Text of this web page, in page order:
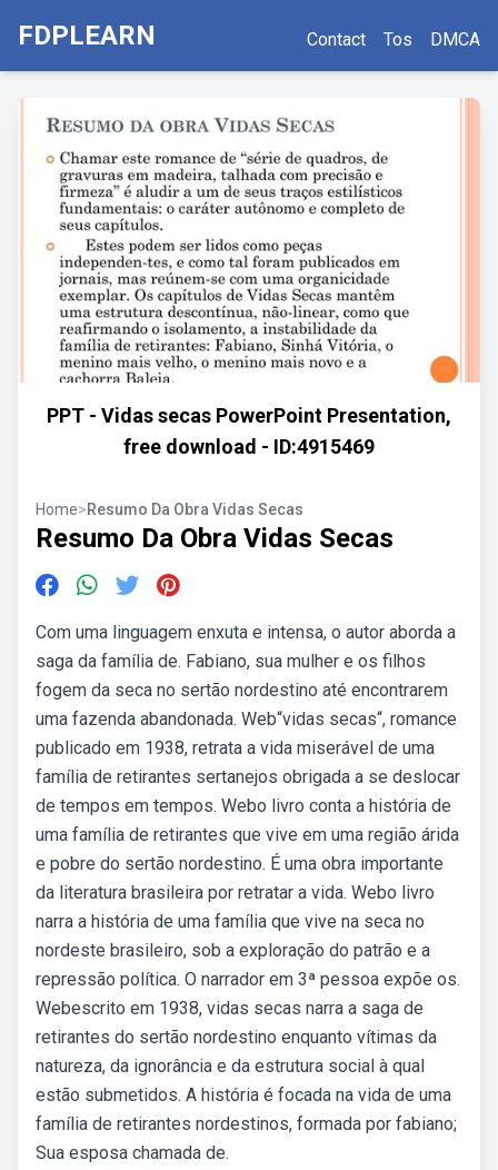
FDPLEARN Contact Tos DMCA
PPT - Vidas secas PowerPoint Presentation,
free download - ID:4915469
Home>Resumo Da Obra Vidas Secas
Resumo Da Obra Vidas Secas
Com uma linguagem enxuta e intensa, o autor aborda a
saga da família de. Fabiano, sua mulher e os filhos
fogem da seca no sertão nordestino até encontrarem
uma fazenda abandonada. Web“vidas secas“, romance
publicado em 1938, retrata a vida miserável de uma
família de retirantes sertanejos obrigada a se deslocar
de tempos em tempos. Webo livro conta a história de
uma família de retirantes que vive em uma região árida
e pobre do sertão nordestino. É uma obra importante
da literatura brasileira por retratar a vida. Webo livro
narra a história de uma família que vive na seca no
nordeste brasileiro, sob a exploração do patrão e a
repressão política. O narrador em 3ª pessoa expõe os.
Webescrito em 1938, vidas secas narra a saga de
retirantes do sertão nordestino enquanto vítimas da
natureza, da ignorância e da estrutura social à qual
estão submetidos. A história é focada na vida de uma
família de retirantes nordestinos, formada por fabiano;
Sua esposa chamada de.